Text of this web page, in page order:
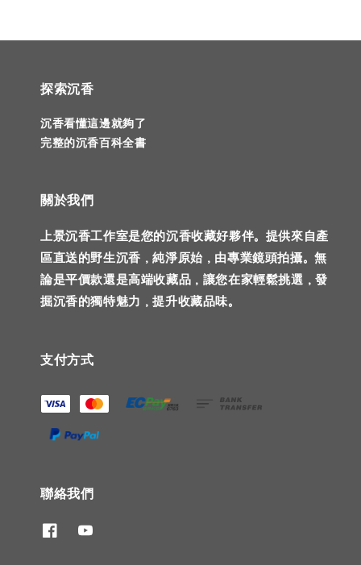
探索沉香
沉香看懂這邊就夠了
完整的沉香百科全書
關於我們
上景沉香工作室是您的沉香收藏好夥伴。提供來自產
區直送的野生沉香，純淨原始，由專業鏡頭拍攝。無
論是平價款還是高端收藏品，讓您在家輕鬆挑選，發
掘沉香的獨特魅力，提升收藏品味。
支付方式
聯絡我們